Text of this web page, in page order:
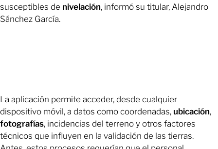
susceptibles de nivelación, informó su titular, Alejandro
Sánchez García.
La aplicación permite acceder, desde cualquier
dispositivo móvil, a datos como coordenadas, ubicación,
fotografías, incidencias del terreno y otros factores
técnicos que influyen en la validación de las tierras.